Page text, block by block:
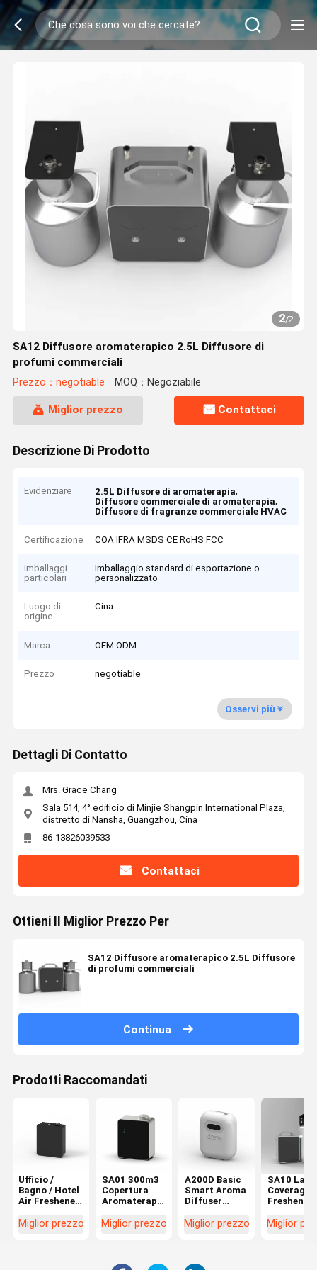
2/2
SA12 Diffusore aromaterapico 2.5L Diffusore di
profumi commerciali
Prezzo：negotiable MOQ：Negoziabile
Miglior prezzo Contattaci
Descrizione Di Prodotto
Evidenziare 2.5L Diffusore di aromaterapia,
Diffusore commerciale di aromaterapia,
Diffusore di fragranze commerciale HVAC
Certificazione COA IFRA MSDS CE RoHS FCC
Imballaggi
particolari
Imballaggio standard di esportazione o
personalizzato
Luogo di
origine
Cina
Marca OEM ODM
Prezzo negotiable
Osservi più
Dettagli Di Contatto
Mrs. Grace Chang
Sala 514, 4° edificio di Minjie Shangpin International Plaza,
distretto di Nansha, Guangzhou, Cina
86-13826039533
Contattaci
Ottieni Il Miglior Prezzo Per
SA12 Diffusore aromaterapico 2.5L Diffusore
di profumi commerciali
Continua
Prodotti Raccomandati
Ufficio /
Bagno / Hotel
Air Freshener
apparecchiature
Miglior prezzo
SA01 300m3
Copertura
Aromaterapia
profumi
Miglior prezzo
A200D Basic
Smart Aroma
Diffuser
Piccola area
Miglior prezzo
SA10
Coverage
Freshener
Aroma
Miglior